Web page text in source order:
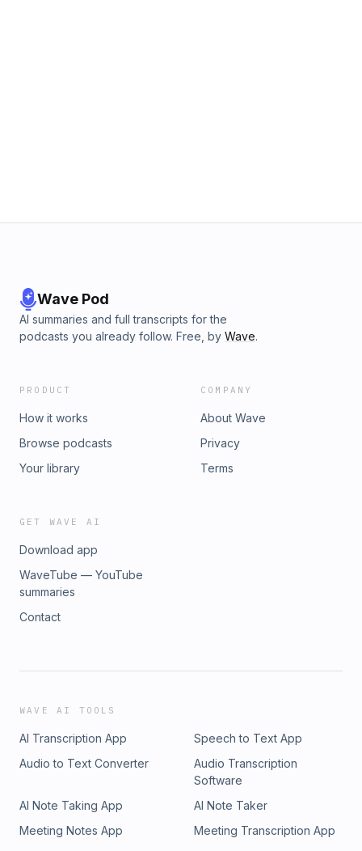
Wave Pod
AI summaries and full transcripts for the
podcasts you already follow. Free, by Wave.
PRODUCT
How it works
Browse podcasts
Your library
COMPANY
About Wave
Privacy
Terms
GET WAVE AI
Download app
WaveTube — YouTube
summaries
Contact
WAVE AI TOOLS
AI Transcription App
Speech to Text App
Audio to Text Converter
Audio Transcription
Software
AI Note Taking App
AI Note Taker
Meeting Notes App
Meeting Transcription App